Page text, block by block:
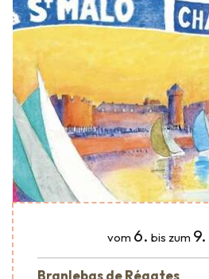
vom 6. bis zum 9.
Branlebas de Régates